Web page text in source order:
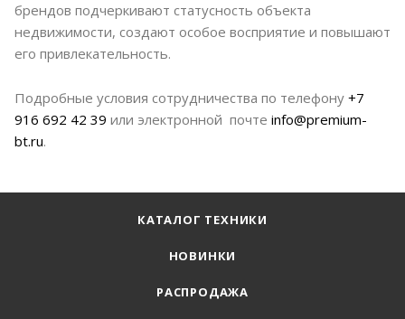
брендов подчеркивают статусность объекта
недвижимости, создают особое восприятие и повышают
его привлекательность.
Подробные условия сотрудничества по телефону +7
916 692 42 39 или электронной почте info@premium-
bt.ru.
КАТАЛОГ ТЕХНИКИ
НОВИНКИ
РАСПРОДАЖА